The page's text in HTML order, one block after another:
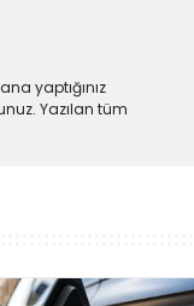
yaptığınız
Yazılan tüm